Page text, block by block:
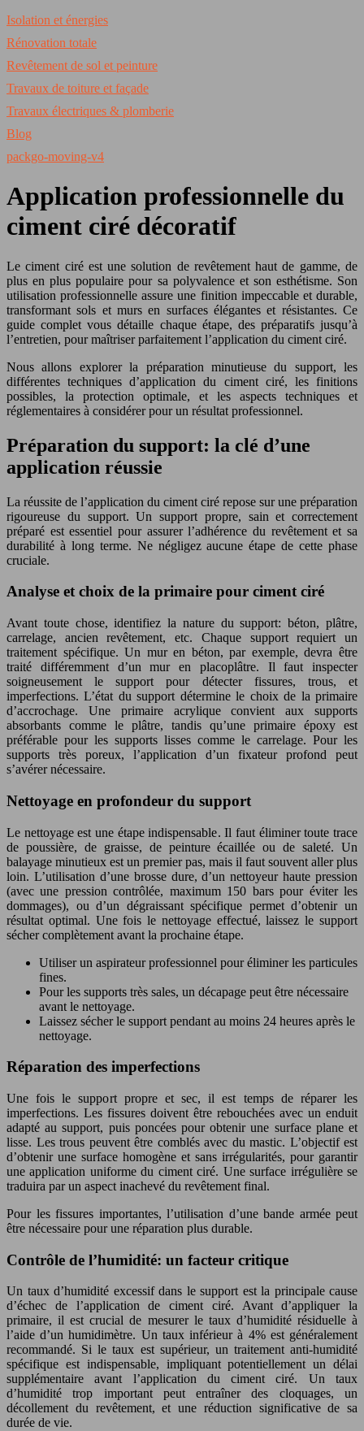
Isolation et énergies
Rénovation totale
Revêtement de sol et peinture
Travaux de toiture et façade
Travaux électriques & plomberie
Blog
packgo-moving-v4
Application professionnelle du
ciment ciré décoratif
Le ciment ciré est une solution de revêtement haut de gamme, de
plus en plus populaire pour sa polyvalence et son esthétisme. Son
utilisation professionnelle assure une finition impeccable et durable,
transformant sols et murs en surfaces élégantes et résistantes. Ce
guide complet vous détaille chaque étape, des préparatifs jusqu’à
l’entretien, pour maîtriser parfaitement l’application du ciment ciré.
Nous allons explorer la préparation minutieuse du support, les
différentes techniques d’application du ciment ciré, les finitions
possibles, la protection optimale, et les aspects techniques et
réglementaires à considérer pour un résultat professionnel.
Préparation du support: la clé d’une
application réussie
La réussite de l’application du ciment ciré repose sur une préparation
rigoureuse du support. Un support propre, sain et correctement
préparé est essentiel pour assurer l’adhérence du revêtement et sa
durabilité à long terme. Ne négligez aucune étape de cette phase
cruciale.
Analyse et choix de la primaire pour ciment ciré
Avant toute chose, identifiez la nature du support: béton, plâtre,
carrelage, ancien revêtement, etc. Chaque support requiert un
traitement spécifique. Un mur en béton, par exemple, devra être
traité différemment d’un mur en placoplâtre. Il faut inspecter
soigneusement le support pour détecter fissures, trous, et
imperfections. L’état du support détermine le choix de la primaire
d’accrochage. Une primaire acrylique convient aux supports
absorbants comme le plâtre, tandis qu’une primaire époxy est
préférable pour les supports lisses comme le carrelage. Pour les
supports très poreux, l’application d’un fixateur profond peut
s’avérer nécessaire.
Nettoyage en profondeur du support
Le nettoyage est une étape indispensable. Il faut éliminer toute trace
de poussière, de graisse, de peinture écaillée ou de saleté. Un
balayage minutieux est un premier pas, mais il faut souvent aller plus
loin. L’utilisation d’une brosse dure, d’un nettoyeur haute pression
(avec une pression contrôlée, maximum 150 bars pour éviter les
dommages), ou d’un dégraissant spécifique permet d’obtenir un
résultat optimal. Une fois le nettoyage effectué, laissez le support
sécher complètement avant la prochaine étape.
Utiliser un aspirateur professionnel pour éliminer les particules
fines.
Pour les supports très sales, un décapage peut être nécessaire
avant le nettoyage.
Laissez sécher le support pendant au moins 24 heures après le
nettoyage.
Réparation des imperfections
Une fois le support propre et sec, il est temps de réparer les
imperfections. Les fissures doivent être rebouchées avec un enduit
adapté au support, puis poncées pour obtenir une surface plane et
lisse. Les trous peuvent être comblés avec du mastic. L’objectif est
d’obtenir une surface homogène et sans irrégularités, pour garantir
une application uniforme du ciment ciré. Une surface irrégulière se
traduira par un aspect inachevé du revêtement final.
Pour les fissures importantes, l’utilisation d’une bande armée peut
être nécessaire pour une réparation plus durable.
Contrôle de l’humidité: un facteur critique
Un taux d’humidité excessif dans le support est la principale cause
d’échec de l’application de ciment ciré. Avant d’appliquer la
primaire, il est crucial de mesurer le taux d’humidité résiduelle à
l’aide d’un humidimètre. Un taux inférieur à 4% est généralement
recommandé. Si le taux est supérieur, un traitement anti-humidité
spécifique est indispensable, impliquant potentiellement un délai
supplémentaire avant l’application du ciment ciré. Un taux
d’humidité trop important peut entraîner des cloquages, un
décollement du revêtement, et une réduction significative de sa
durée de vie.